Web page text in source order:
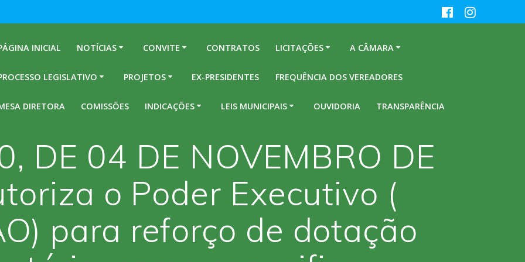
INICIAL NOTÍCIAS CONVITE CONTRATOS LICITAÇÕES A CÂMARA
LEGISLATIVO PROJETOS EX-PRESIDENTES FREQUÊNCIA DOS VEREADORES
DIRETORA COMISSÕES INDICAÇÕES LEIS MUNICIPAIS OUVIDORIA TRANSPARÊNCIA
DE 04 DE NOVEMBRO DE
o Poder Executivo (
para reforço de dotação